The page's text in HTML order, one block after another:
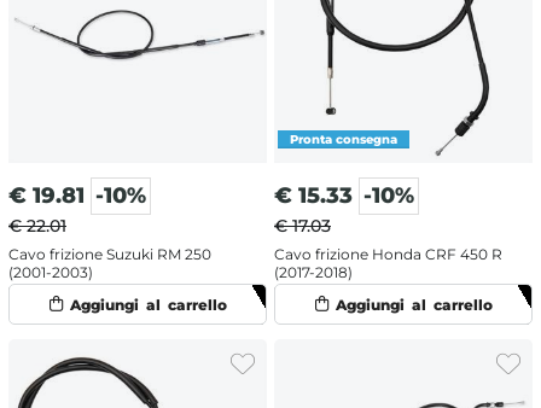
€ 19.81 -10%
€ 22.01
Cavo frizione Suzuki RM 250
(2001-2003)
€ 15.33 -10%
€ 17.03
Cavo frizione Honda CRF 450 R
(2017-2018)